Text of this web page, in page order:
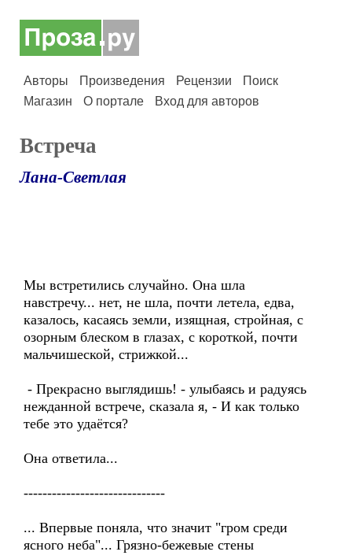
Авторы Произведения Рецензии
Поиск
Магазин
О портале Вход для авторов
Встреча
Лана-Светлая
Мы встретились случайно. Она шла
навстречу... нет, не шла, почти летела, едва,
казалось, касаясь земли, изящная, стройная, с
озорным блеском в глазах, с короткой, почти
мальчишеской, стрижкой...
- Прекрасно выглядишь! - улыбаясь и радуясь
нежданной встрече, сказала я, - И как только
тебе это удаётся?
Она ответила...
------------------------------
... Впервые поняла, что значит "гром среди
ясного неба"... Грязно-бежевые стены